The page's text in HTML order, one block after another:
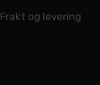
Frakt og levering